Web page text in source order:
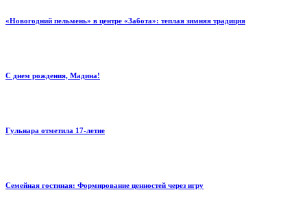
«Новогодний пельмень» в центре «Забота»: теплая зимняя традиция
С днем рождения, Мадина!
Гульнара отметила 17‑летие
Семейная гостиная: Формирование ценностей через игру